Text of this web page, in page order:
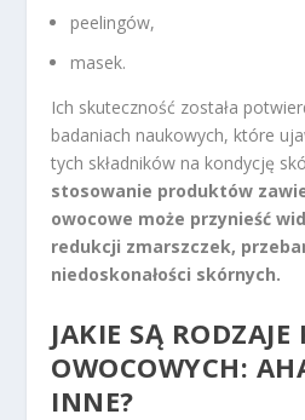
peelingów,
masek.
Ich skuteczność została
badaniach naukowych, które
tych składników na kondycję
stosowanie produktów
owocowe może przynieść
redukcji zmarszczek,
niedoskonałości skórnych.
JAKIE SĄ
OWOCOWYCH:
INNE?